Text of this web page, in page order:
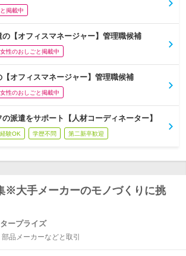
掲載中
【オフィスマネージャー】管理職候補
女性のおしごと掲載中
オフィスマネージャー】管理職候補
女性のおしごと掲載中
派遣をサポート【人材コーディネーター】
験OK 学歴不問 第二新卒歓迎
※大手メーカーのモノづくりに挑
ープライズ
品メーカーなどと取引